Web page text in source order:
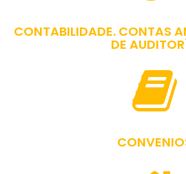
CONTABILIDADE. CONTAS
DE